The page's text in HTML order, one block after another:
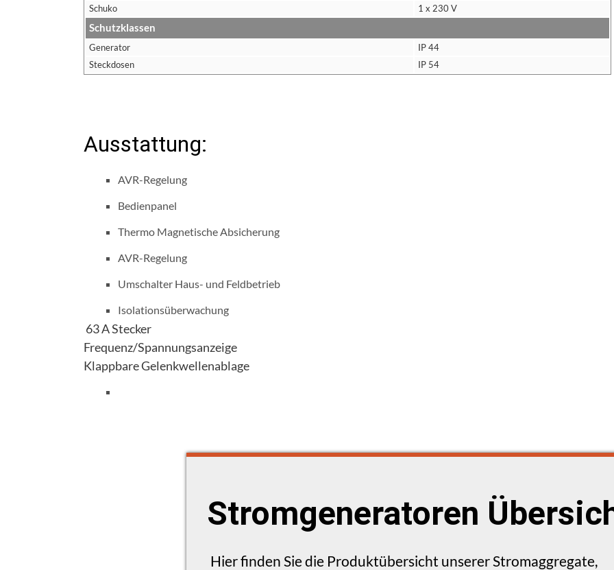
Schuko
1 x 230 V
Schutzklassen
Generator
IP 44
Steckdosen
IP 54
Ausstattung:
AVR-Regelung
Bedienpanel
Thermo Magnetische Absicherung
AVR-Regelung
Umschalter Haus- und Feldbetrieb
Isolationsüberwachung
63 A Stecker
Frequenz/Spannungsanzeige
Klappbare Gelenkwellenablage
Stromgeneratoren
Hier finden Sie die Produktübersicht unserer Stromaggregate,